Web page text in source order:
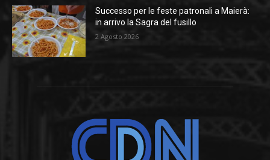
Successo per le feste patronali a Maierà:
in arrivo la Sagra del fusillo
2 Agosto 2026